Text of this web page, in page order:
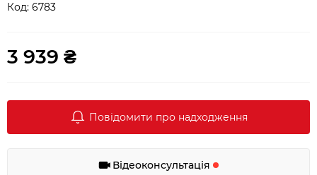
Код: 6783
3 939 ₴
Повідомити про надходження
Відеоконсультація